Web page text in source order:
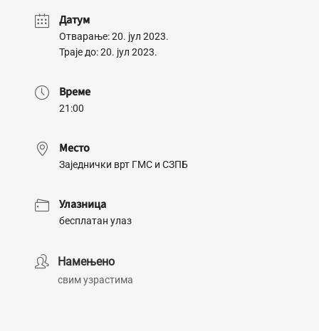
Датум
Отварање: 20. јул 2023.
Траје до: 20. јул 2023.
Време
21:00
Место
Заједнички врт ГМС и СЗПБ
Улазница
бесплатан улаз
Намењено
свим узрастима